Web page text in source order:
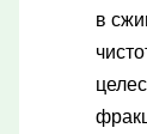
в